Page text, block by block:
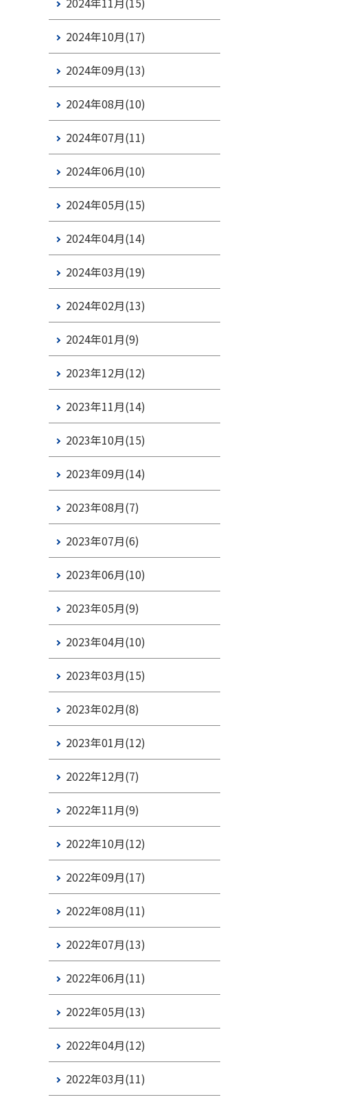
2024年10月(17)
2024年09月(13)
2024年08月(10)
2024年07月(11)
2024年06月(10)
2024年05月(15)
2024年04月(14)
2024年03月(19)
2024年02月(13)
2024年01月(9)
2023年12月(12)
2023年11月(14)
2023年10月(15)
2023年09月(14)
2023年08月(7)
2023年07月(6)
2023年06月(10)
2023年05月(9)
2023年04月(10)
2023年03月(15)
2023年02月(8)
2023年01月(12)
2022年12月(7)
2022年11月(9)
2022年10月(12)
2022年09月(17)
2022年08月(11)
2022年07月(13)
2022年06月(11)
2022年05月(13)
2022年04月(12)
2022年03月(11)